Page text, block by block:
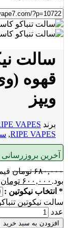
سالت
قهوه
ویپز
برند VAPES
RIPE VAPES
,
آخرین بروزرسانی
۶۸۰,۰۰۰ تومان
بود. ۶۰۰,۰۰۰ تومان
* انتخاب نیکوتین :
سالت نیکوتین
عدد
افزودن به سبد خرید